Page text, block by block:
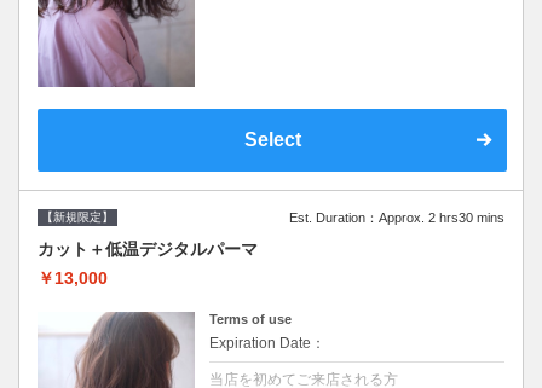
Select
【新規限定】 Est. Duration：Approx. 2 hrs30 mins
カット＋低温デジタルパーマ
￥13,000
Terms of use
Expiration Date：
当店を初めてご来店される方